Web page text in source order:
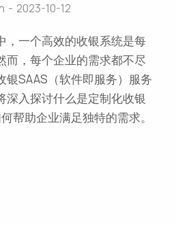
2023-10-12
，一个高效的收银系统是每
而，每个企业的需求都不尽
银SAAS（软件即服务）服务
深入探讨什么是定制化收银
帮助企业满足独特的需求。